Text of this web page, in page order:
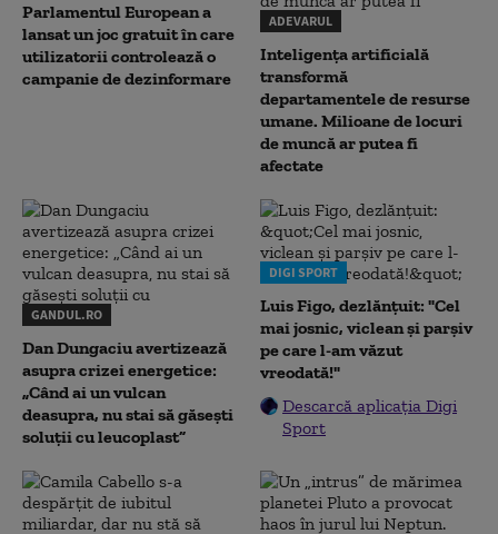
Parlamentul European a
lansat un joc gratuit în care
utilizatorii controlează o
campanie de dezinformare
ADEVARUL
Inteligența artificială
transformă
departamentele de resurse
umane. Milioane de locuri
de muncă ar putea fi
afectate
GANDUL.RO
Dan Dungaciu avertizează
asupra crizei energetice:
„Când ai un vulcan
deasupra, nu stai să găsești
soluții cu leucoplast”
DIGI SPORT
Luis Figo, dezlănțuit: "Cel
mai josnic, viclean și parșiv
pe care l-am văzut
vreodată!"
Descarcă aplicația Digi
Sport